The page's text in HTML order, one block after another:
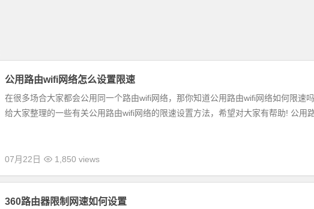
公用路由wifi网络怎么设置限速
在很多场合大家都会公用同一个路由wifi网络，那你知道公用路由wifi网络如何限速
给大家整理的一些有关公用路由wifi网络的限速设置方法，希望对大家有帮助! 公用路
07月22日 1,850 views
360路由器限制网速如何设置